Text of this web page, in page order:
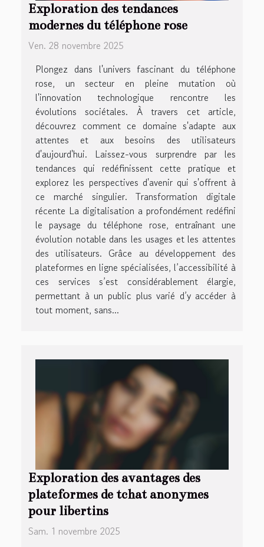
Exploration des tendances
modernes du téléphone rose
Ven. 28 novembre 2025
Plongez dans l'univers fascinant du téléphone
rose, un secteur en pleine mutation où
l'innovation technologique rencontre les
évolutions sociétales. À travers cet article,
découvrez comment ce domaine s'adapte aux
attentes et aux besoins des utilisateurs
d'aujourd'hui. Laissez-vous surprendre par les
tendances qui redéfinissent cette pratique et
explorez les perspectives d'avenir qui s'offrent à
ce marché singulier. Transformation digitale
récente La digitalisation a profondément redéfini
le paysage du téléphone rose, entraînant une
évolution notable dans les usages et les attentes
des utilisateurs. Grâce au développement des
plateformes en ligne spécialisées, l’accessibilité à
ces services s’est considérablement élargie,
permettant à un public plus varié d’y accéder à
tout moment, sans...
Exploration des avantages des
plateformes de tchat anonymes
pour libertins
Sam. 1 novembre 2025